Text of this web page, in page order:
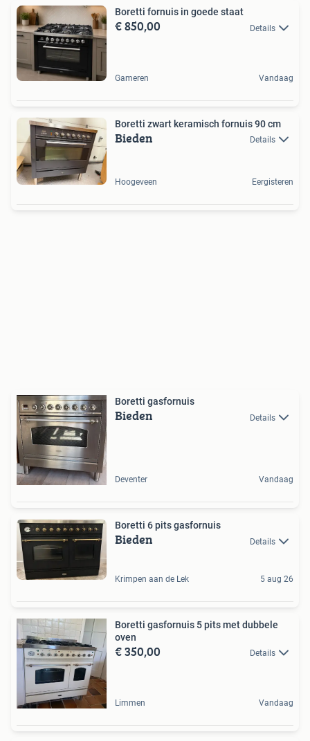
Boretti fornuis in goede staat
€ 850,00 Details
Gameren Vandaag
Boretti zwart keramisch fornuis 90 cm
Bieden Details
Hoogeveen Eergisteren
Boretti gasfornuis
Bieden Details
Deventer Vandaag
Boretti 6 pits gasfornuis
Bieden Details
Krimpen aan de Lek 5 aug 26
Boretti gasfornuis 5 pits met dubbele
oven
€ 350,00 Details
Limmen Vandaag